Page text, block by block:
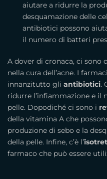
aiutare a ridurre la
desquamazione delle
antibiotici possono
il numero di batteri
A dover di cronaca, ci sono
nella cura dell’acne. I
innanzitutto gli antibiotici.
ridurre l’infiammazione e il
pelle. Dopodiché ci sono i
della vitamina A che
produzione di sebo e la
della pelle. Infine, c’è l’
farmaco che può essere